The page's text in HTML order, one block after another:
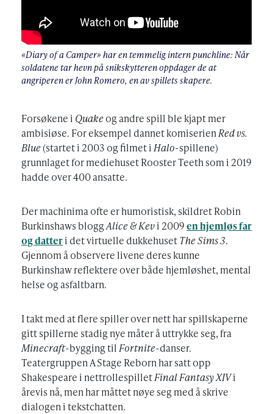
«Diary of a Camper» har en temmelig intern punchline: Når
soldatene tar hevn på snikskytteren oppdager de at
angriperen er John Romero, en av spillets skapere.
Forsøkene i Quakeog andre spill ble kjapt mer
ambisiøse. For eksempel dannet komiserien Red vs.
Blue(startet i 2003 og filmet i Halo-spillene)
grunnlaget for mediehuset Rooster Teeth som i 2019
hadde over 400 ansatte.
Der machinima ofte er humoristisk, skildret Robin
Burkinshaws bloggAlice & Kevi 2009en hjemløs far
og datteri det virtuelle dukkehusetThe Sims 3.
Gjennom å observere livene deres kunne
Burkinshaw reflektere over både hjemløshet, mental
helse og asfaltbarn.
I takt med at flere spiller over nett har spillskaperne
gitt spillerne stadig nye måter å uttrykke seg, fra
Minecraft-bygging til Fortnite-danser.
Teatergruppen A Stage Reborn har satt opp
Shakespeare i nettrollespilletFinal Fantasy XIVi
årevis nå, men har måttet nøye seg med å skrive
dialogen i tekstchatten.